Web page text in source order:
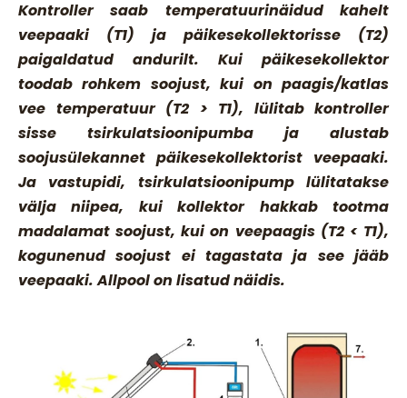
Kontroller saab temperatuurinäidud kahelt
veepaaki (T1) ja päikesekollektorisse (T2)
paigaldatud andurilt. Kui päikesekollektor
toodab rohkem soojust, kui on paagis/katlas
vee temperatuur (T2 > T1), lülitab kontroller
sisse tsirkulatsioonipumba ja alustab
soojusülekannet päikesekollektorist veepaaki.
Ja vastupidi, tsirkulatsioonipump lülitatakse
välja niipea, kui kollektor hakkab tootma
madalamat soojust, kui on veepaagis (T2 < T1),
kogunenud soojust ei tagastata ja see jääb
veepaaki. Allpool on lisatud näidis.